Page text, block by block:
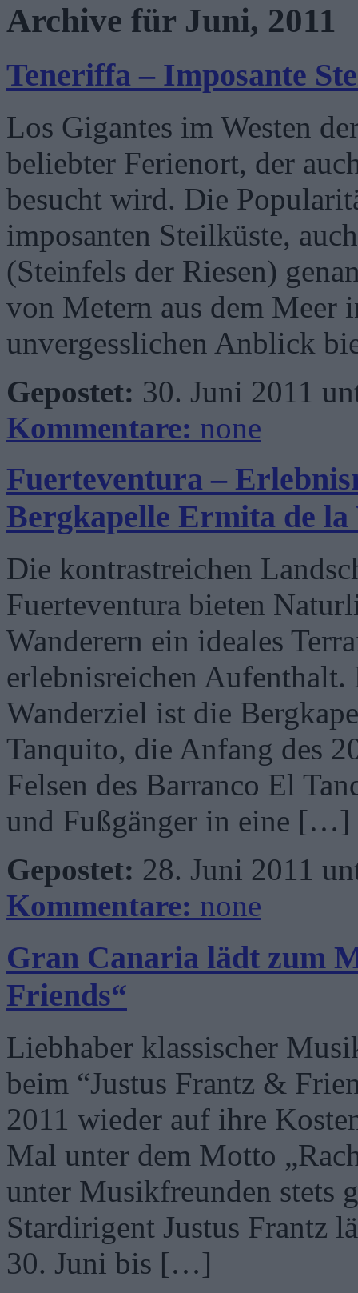
Archive für Juni, 2011
Teneriffa – Imposante
Los Gigantes im Westen
beliebter Ferienort, der
besucht wird. Die
imposanten Steilküste,
(Steinfels der Riesen)
von Metern aus dem Meer
unvergesslichen Anblick
Gepostet: 30. Juni 2011
Kommentare: none
Fuerteventura –
Bergkapelle Ermita de
Die kontrastreichen
Fuerteventura bieten
Wanderern ein ideales
erlebnisreichen Aufenthalt.
Wanderziel ist die
Tanquito, die Anfang des
Felsen des Barranco El
und Fußgänger in eine […]
Gepostet: 28. Juni 2011
Kommentare: none
Gran Canaria lädt zum
Friends“
Liebhaber klassischer
beim “Justus Frantz &
2011 wieder auf ihre
Mal unter dem Motto
unter Musikfreunden stets
Stardirigent Justus Frantz
30. Juni bis […]